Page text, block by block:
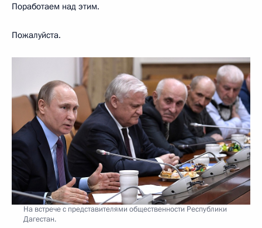
Поработаем над этим.
Пожалуйста.
На встрече с представителями общественности Республики
Дагестан.